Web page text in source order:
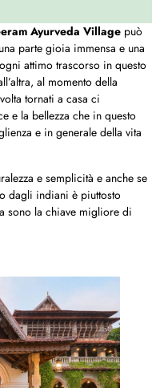
Ayurveda Village può
parte gioia immensa e una
attimo trascorso in questo
al momento della
tornati a casa ci
e la bellezza che in questo
e in generale della vita
e semplicità e anche se
dagli indiani è piuttosto
sono la chiave migliore di